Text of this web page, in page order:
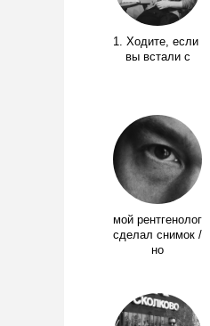
1. Ходите, если
вы встали с
мой рентгенолог
сделал снимок /
но